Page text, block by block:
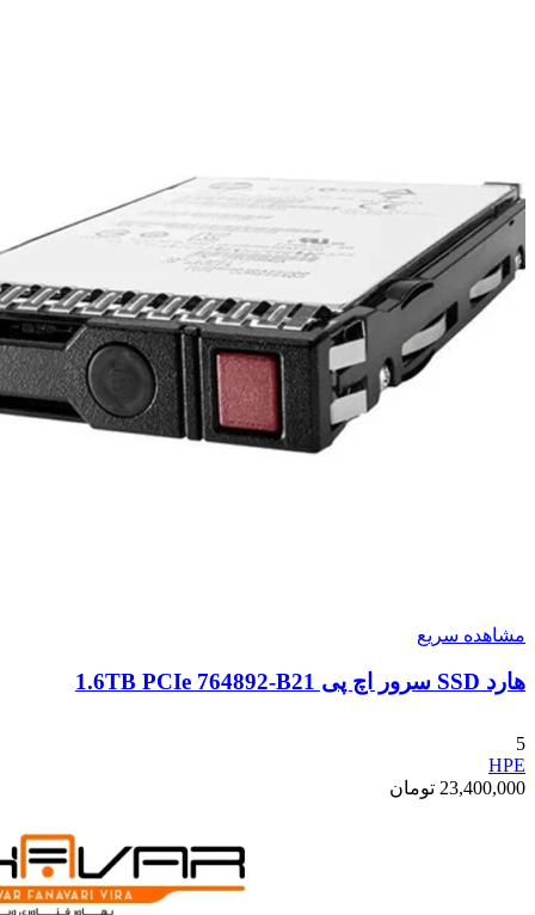
مشاهده سریع
هارد SSD سرور اچ پی 1.6TB PCIe 764892-B21
5
HPE
23,400,000 تومان